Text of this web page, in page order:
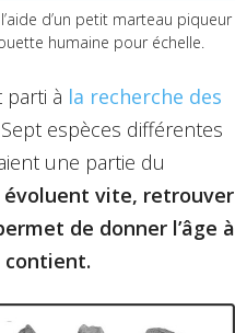
d’un petit marteau piqueur
humaine pour échelle.
parti à la recherche des
espèces différentes
une partie du
vite, retrouver
de donner l’âge à
contient.